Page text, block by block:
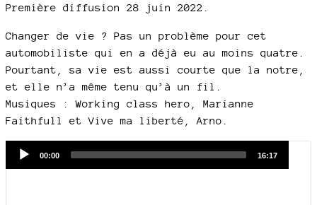
Première diffusion 28 juin 2022.
Changer de vie ? Pas un problème pour cet
automobiliste qui en a déjà eu au moins quatre.
Pourtant, sa vie est aussi courte que la notre,
et elle n’a même tenu qu’à un fil.
Musiques : Working class hero, Marianne
Faithfull et Vive ma liberté, Arno.
Current
00:00
Total
16:17